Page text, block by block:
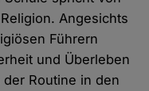
Angesichts
Führern
und Überleben
Routine in den